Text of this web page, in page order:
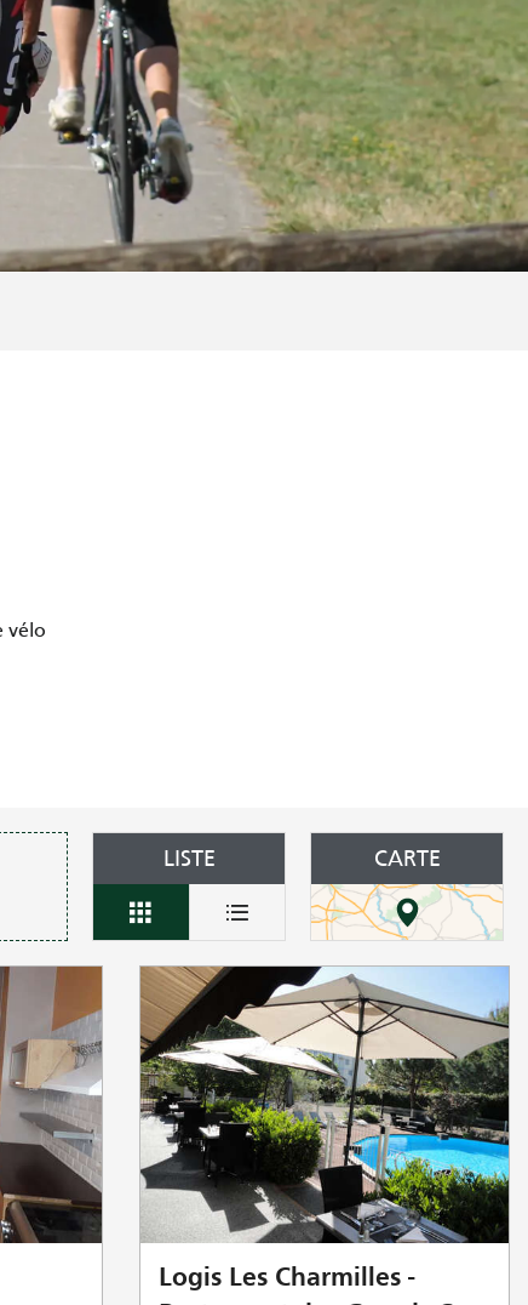
vélo
LISTE CARTE
Logis Les Charmilles -